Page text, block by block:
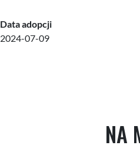
Data adopcji
2024-07-09
NA